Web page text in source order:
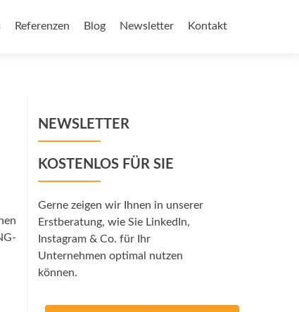
Referenzen Blog Newsletter Kontakt
NEWSLETTER
KOSTENLOS FÜR SIE
Gerne zeigen wir Ihnen in unserer
Erstberatung, wie Sie LinkedIn,
Instagram & Co. für Ihr
Unternehmen optimal nutzen
können.